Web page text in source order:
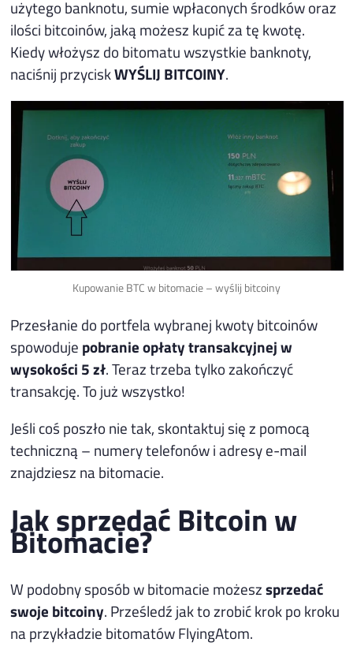
użytego banknotu, sumie wpłaconych środków oraz
ilości bitcoinów, jaką możesz kupić za tę kwotę.
Kiedy włożysz do bitomatu wszystkie banknoty,
naciśnij przyciskWYŚLIJ BITCOINY.
Kupowanie BTC w bitomacie – wyślij bitcoiny
Przesłanie do portfela wybranej kwoty bitcoinów
spowoduje pobranie opłaty transakcyjnej w
wysokości 5 zł. Teraz trzeba tylko zakończyć
transakcję. To już wszystko!
Jeśli coś poszło nie tak, skontaktuj się z pomocą
techniczną – numery telefonów i adresy e-mail
znajdziesz na bitomacie.
Jak sprzedać Bitcoin w
Bitomacie?
W podobny sposób w bitomacie możeszsprzedać
swoje bitcoiny. Prześledź jak to zrobić krok po kroku
na przykładzie bitomatów FlyingAtom.